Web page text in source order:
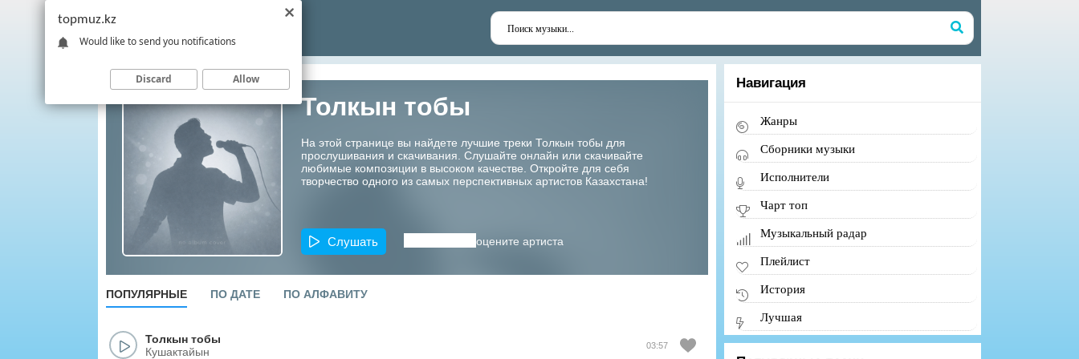
Толкын тобы
На этой странице вы найдете лучшие треки Толкын тобы для
прослушивания и скачивания. Слушайте онлайн или скачивайте
любимые композиции в высоком качестве. Откройте для себя
творчество одного из самых перспективных артистов Казахстана!
Слушать оцените артиста
ПОПУЛЯРНЫЕ ПО ДАТЕ ПО АЛФАВИТУ
Толкын тобы
Кушактайын
03:57
Навигация
Жанры
Сборники музыки
Исполнители
Чарт топ
Музыкальный радар
Плейлист
История
Лучшая
topmuz.kz
Would like to send you notifications
Discard Allow